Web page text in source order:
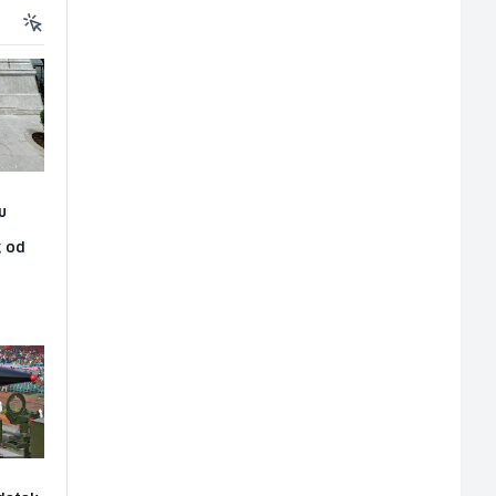
od